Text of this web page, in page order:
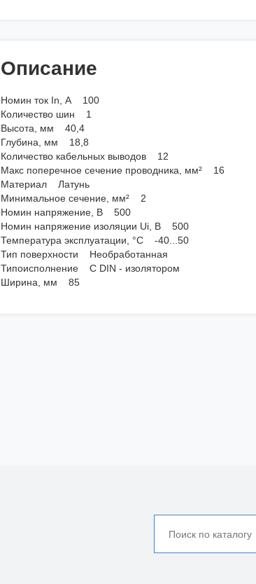
Описание
Номин ток In, А 100
Количество шин 1
Высота, мм 40,4
Глубина, мм 18,8
Количество кабельных выводов 12
Макс поперечное сечение проводника, мм² 16
Материал Латунь
Минимальное сечение, мм² 2
Номин напряжение, В 500
Номин напряжение изоляции Ui, В 500
Температура эксплуатации, °C -40...50
Тип поверхности Необработанная
Типоисполнение С DIN - изолятором
Ширина, мм 85